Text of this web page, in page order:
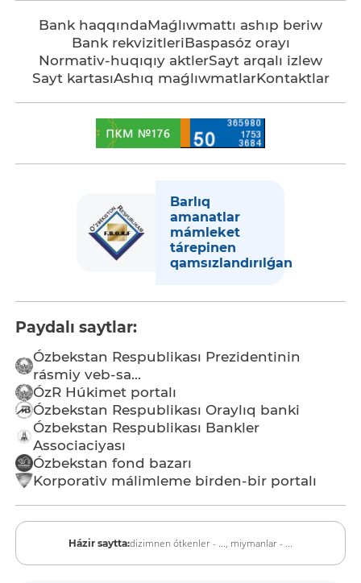
Bank haqqındaMaǵlıwmattı ashıp beriw
Bank rekvizitleriBaspasóz orayı
Normativ-huqıqıy aktlerSayt arqalı izlew
Sayt kartasıAshıq maǵlıwmatlarKontaktlar
Barlıq
amanatlar
mámleket
tárepinen
qamsızlandırılǵan
Paydalı saytlar:
Ózbekstan Respublikası Prezidentinin
rásmiy veb-sa...
ÓzR Húkimet portalı
Ózbekstan Respublikası Oraylıq banki
Ózbekstan Respublikası Bankler
Associaciyası
Ózbekstan fond bazarı
Korporativ málimleme birden-bir portalı
Házir saytta:dizimnen ótkenler - ..., miymanlar - ...